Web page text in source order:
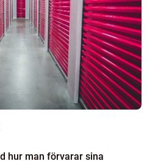
hur man förvarar sina